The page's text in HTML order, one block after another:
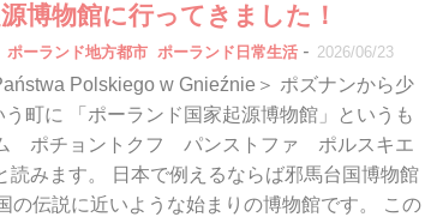
博物館に行ってきました！
ポーランド地方都市 ポーランド日常生活 - 2026/06/23
Polskiego w Gnieźnie＞ ポズナンから少
町に 「ポーランド国家起源博物館」というも
ポチョントクフ パンストファ ポルスキエ
みます。 日本で例えるならば邪馬台国博物館
の伝説に近いような始まりの博物館です。 この